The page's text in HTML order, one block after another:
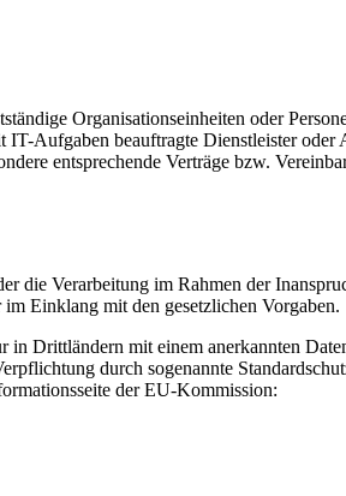
Organisationseinheiten oder
Aufgaben beauftragte Dienstleister oder
entsprechende Verträge bzw.
die Verarbeitung im Rahmen der
Einklang mit den gesetzlichen Vorgaben.
Drittländern mit einem anerkannten
durch sogenannte
der EU-Kommission: